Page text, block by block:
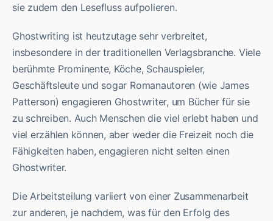
sie zudem den Lesefluss aufpolieren.
Ghostwriting ist heutzutage sehr verbreitet,
insbesondere in der traditionellen Verlagsbranche. Viele
berühmte Prominente, Köche, Schauspieler,
Geschäftsleute und sogar Romanautoren (wie James
Patterson) engagieren Ghostwriter, um Bücher für sie
zu schreiben. Auch Menschen die viel erlebt haben und
viel erzählen können, aber weder die Freizeit noch die
Fähigkeiten haben, engagieren nicht selten einen
Ghostwriter.
Die Arbeitsteilung variiert von einer Zusammenarbeit
zur anderen, je nachdem, was für den Erfolg des